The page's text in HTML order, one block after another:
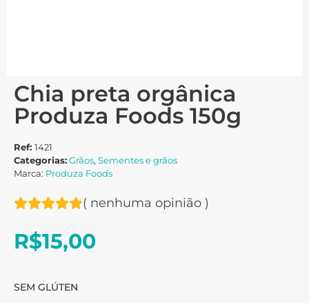
Chia preta orgânica
Produza Foods 150g
Ref: 1421
Categorias:Grãos, Sementes e grãos
Marca: Produza Foods
( nenhuma opinião )
R$15,00
SEM GLÚTEN